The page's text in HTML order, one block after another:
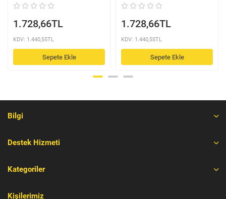
1.728,66TL
KDV: 1.440,55TL
Sepete Ekle
1.728,66TL
KDV: 1.440,55TL
Sepete Ekle
Bilgi
Destek Hizmeti
Kategoriler
Kişilerimiz